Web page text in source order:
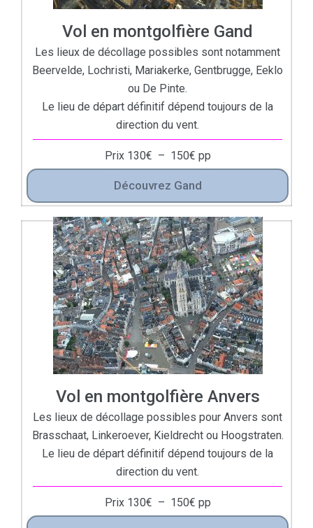
Vol en montgolfière Gand
Les lieux de décollage possibles sont notamment
Beervelde, Lochristi, Mariakerke, Gentbrugge, Eeklo
ou De Pinte.
Le lieu de départ définitif dépend toujours de la
direction du vent.
Prix 130€ – 150€ pp
Découvrez Gand
Vol en montgolfière Anvers
Les lieux de décollage possibles pour Anvers sont
Brasschaat, Linkeroever, Kieldrecht ou Hoogstraten.
Le lieu de départ définitif dépend toujours de la
direction du vent.
Prix 130€ – 150€ pp